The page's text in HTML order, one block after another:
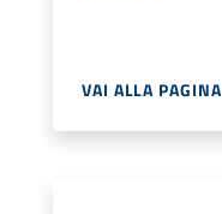
VAI ALLA PAGINA